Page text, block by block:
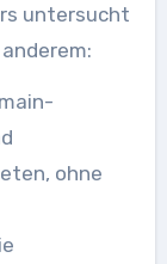
untersucht
ohne